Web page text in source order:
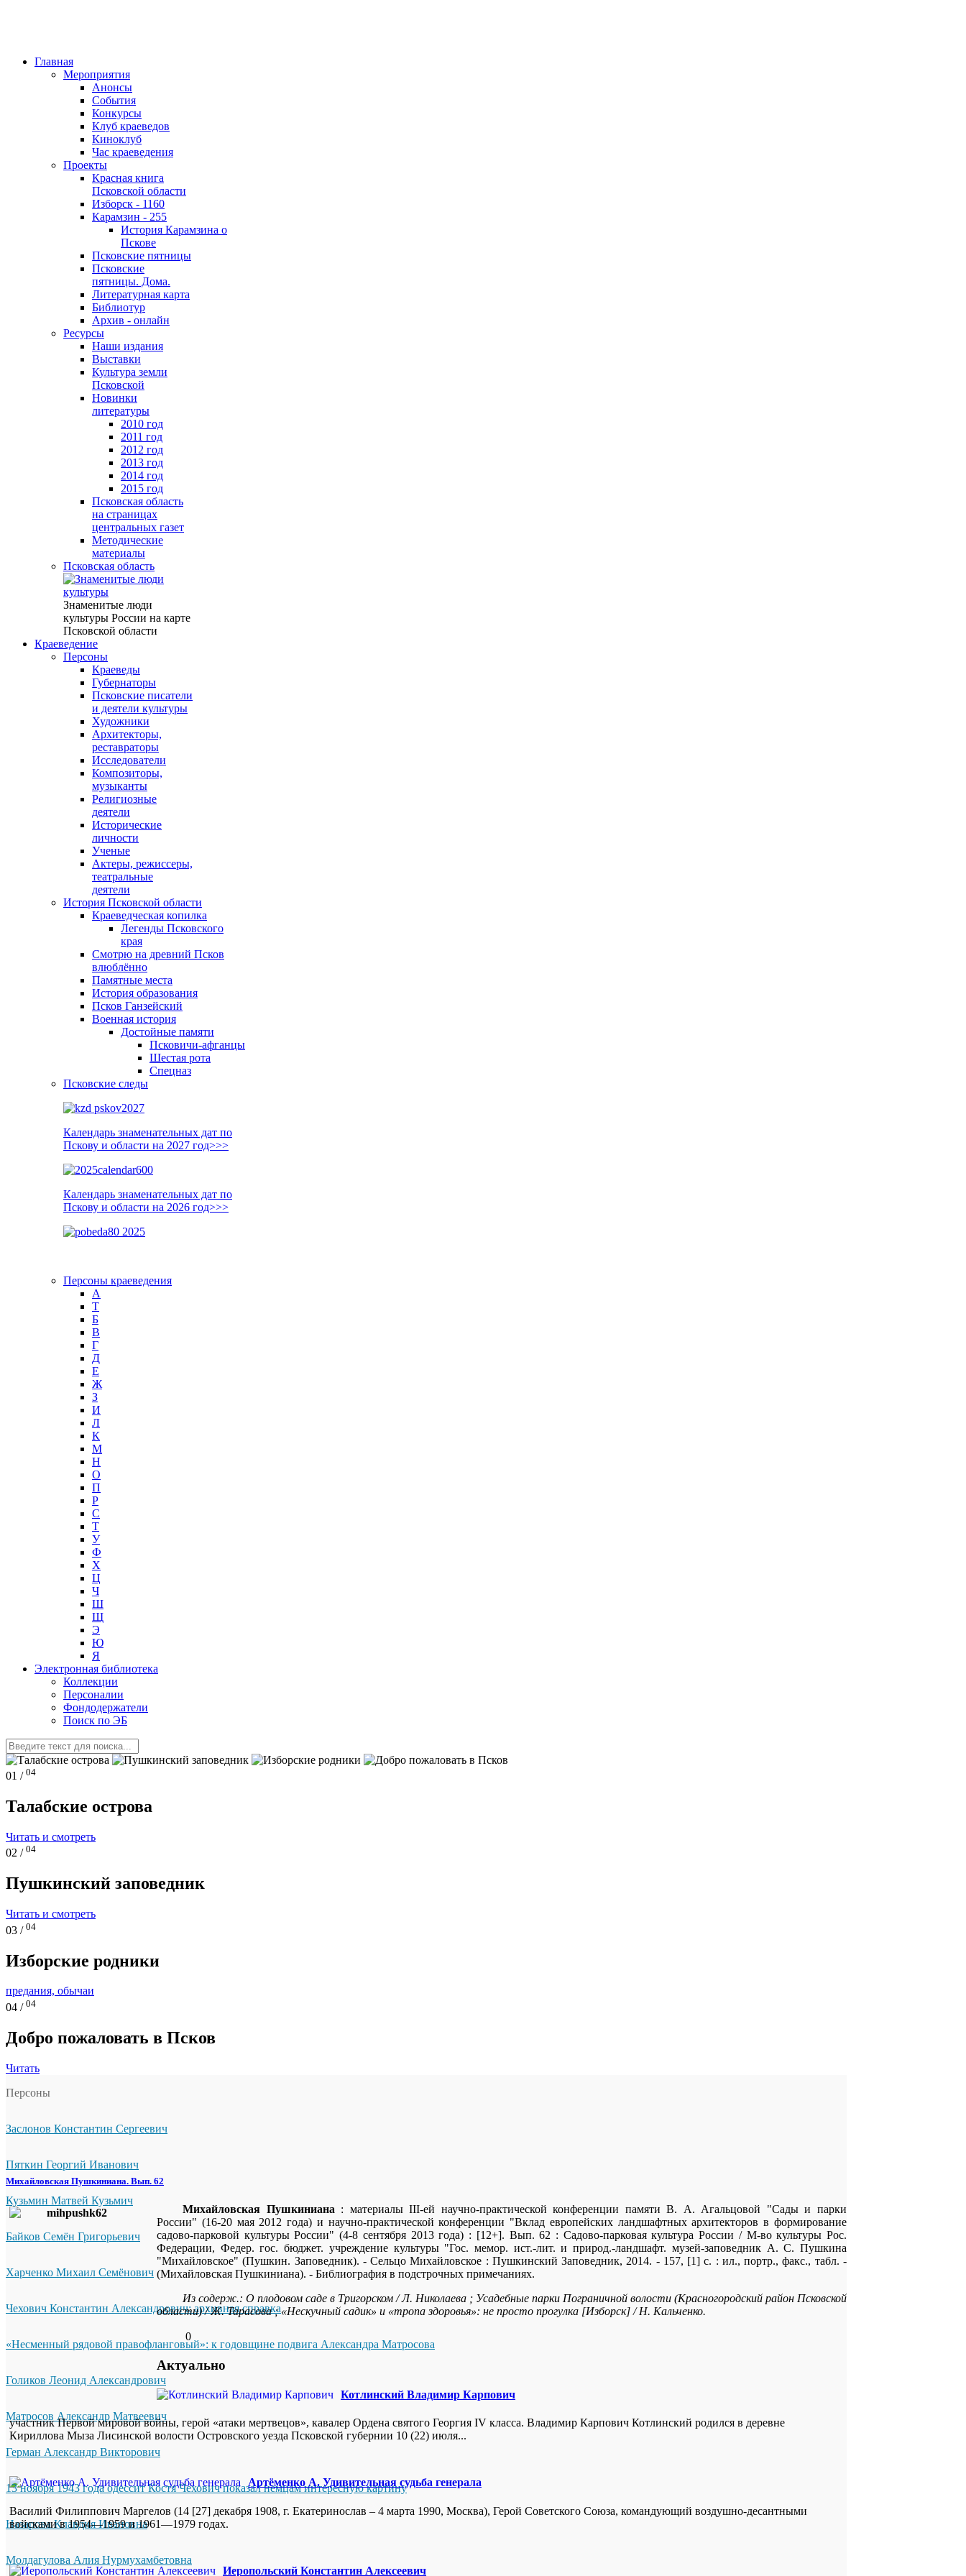
Главная
Мероприятия
Анонсы
События
Конкурсы
Клуб краеведов
Киноклуб
Час краеведения
Проекты
Красная книга
Псковской области
Изборск - 1160
Карамзин - 255
История Карамзина о
Пскове
Псковские пятницы
Псковские
пятницы. Дома.
Литературная карта
Библиотур
Архив - онлайн
Ресурсы
Наши издания
Выставки
Культура земли
Псковской
Новинки
литературы
2010 год
2011 год
2012 год
2013 год
2014 год
2015 год
Псковская область
на страницах
центральных газет
Методические
материалы
Псковская область
Знаменитые люди
культуры России на карте
Псковской области
Краеведение
Персоны
Краеведы
Губернаторы
Псковские писатели
и деятели культуры
Художники
Архитекторы,
реставраторы
Исследователи
Композиторы,
музыканты
Религиозные
деятели
Исторические
личности
Ученые
Актеры, режиссеры,
театральные
деятели
История Псковской области
Краеведческая копилка
Легенды Псковского
края
Смотрю на древний Псков
влюблённо
Памятные места
История образования
Псков Ганзейский
Военная история
Достойные памяти
Псковичи-афганцы
Шестая рота
Спецназ
Псковские следы
Календарь знаменательных дат по
Пскову и области на 2027 год>>>
Календарь знаменательных дат по
Пскову и области на 2026 год>>>
Персоны краеведения
А
T
Б
В
Г
Д
Е
Ж
З
И
Л
К
М
Н
О
П
Р
С
Т
У
Ф
Х
Ц
Ч
Ш
Щ
Э
Ю
Я
Электронная библиотека
Коллекции
Персоналии
Фондодержатели
Поиск по ЭБ
01 / 04
Талабские острова
Читать и смотреть
02 / 04
Пушкинский заповедник
Читать и смотреть
03 / 04
Изборские родники
предания, обычаи
04 / 04
Добро пожаловать в Псков
Читать
Персоны
Заслонов Константин Сергеевич
Пяткин Георгий Иванович
Кузьмин Матвей Кузьмич
Байков Семён Григорьевич
Харченко Михаил Семёнович
Чехович Константин Александрович: архивная справка
«Несменный рядовой правофланговый»: к годовщине подвига Александра Матросова
Голиков Леонид Александрович
Матросов Александр Матвеевич
Герман Александр Викторович
13 ноября 1943 года одессит Костя Чехович показал немцам интересную картину
Назарова Клавдия Ивановна
Молдагулова Алия Нурмухамбетовна
Михайловская Пушкиниана. Вып. 62
Михайловская Пушкиниана : материалы III-ей научно-практической конференции памяти В. А. Агальцовой "Сады и парки
России" (16-20 мая 2012 года) и научно-практической конференции "Вклад европейских ландшафтных архитекторов в формирование
садово-парковой культуры России" (4-8 сентября 2013 года) : [12+]. Вып. 62 : Садово-парковая культура России / М-во культуры Рос.
Федерации, Федер. гос. бюджет. учреждение культуры "Гос. мемор. ист.-лит. и природ.-ландшафт. музей-заповедник А. С. Пушкина
"Михайловское" (Пушкин. Заповедник). - Сельцо Михайловское : Пушкинский Заповедник, 2014. - 157, [1] с. : ил., портр., факс., табл. -
(Михайловская Пушкиниана). - Библиография в подстрочных примечаниях.
Из содерж.: О плодовом саде в Тригорском / Л. Николаева ; Усадебные парки Пограничной волости (Красногородский район Псковской
области) / Ж. Тарасова ; «Нескучный садик» и «тропа здоровья»: не просто прогулка [Изборск] / Н. Кальченко.
0
Актуально
Котлинский Владимир Карпович
участник Первой мировой войны, герой «атаки мертвецов», кавалер Ордена святого Георгия IV класса. Владимир Карпович Котлинский родился в деревне
Кириллова Мыза Лисинской волости Островского уезда Псковской губернии 10 (22) июля...
Артёменко А. Удивительная судьба генерала
Василий Филиппович Маргелов (14 [27] декабря 1908, г. Екатеринослав – 4 марта 1990, Москва), Герой Советского Союза, командующий воздушно-десантными
войсками в 1954—1959 и 1961—1979 годах.
Иеропольский Константин Алексеевич